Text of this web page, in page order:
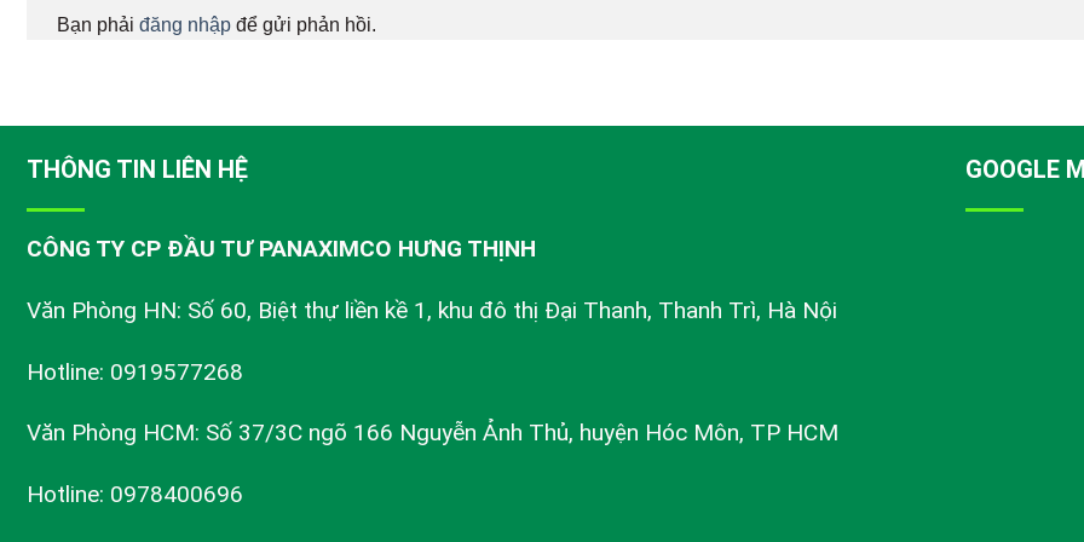
Bạn phải đăng nhập để gửi phản hồi.
THÔNG TIN LIÊN HỆ
CÔNG TY CP ĐẦU TƯ PANAXIMCO HƯNG THỊNH
Văn Phòng HN: Số 60, Biệt thự liền kề 1, khu đô thị Đại Thanh, Thanh Trì, Hà Nội
Hotline: 0919577268
Văn Phòng HCM: Số 37/3C ngõ 166 Nguyễn Ảnh Thủ, huyện Hóc Môn, TP HCM
Hotline: 0978400696
GOOGLE